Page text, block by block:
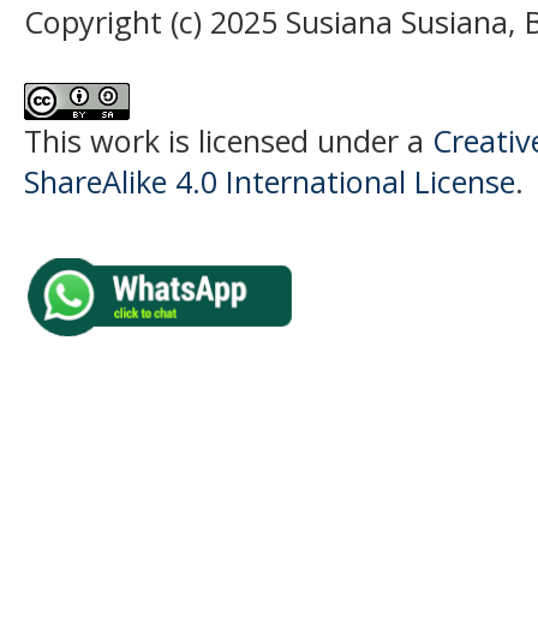
Copyright (c) 2025 Susiana Susiana,
This work is licensed under a
ShareAlike 4.0 International License.